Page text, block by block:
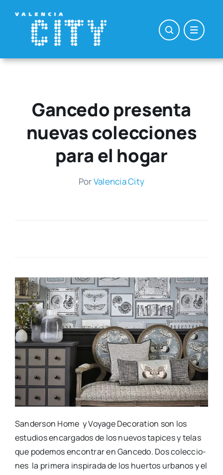
contenido
Gancedo presenta
nuevas colecciones
para el hogar
PorValen­cia City
San­der­son Home y Voya­ge Deco­ra­tion son los
estu­dios encar­ga­dos de los nue­vos tapi­ces y telas
que pode­mos encon­trar en Gan­ce­do. Dos colec­cio­
nes la pri­me­ra ins­pi­ra­da de los huer­tos urba­nos y el